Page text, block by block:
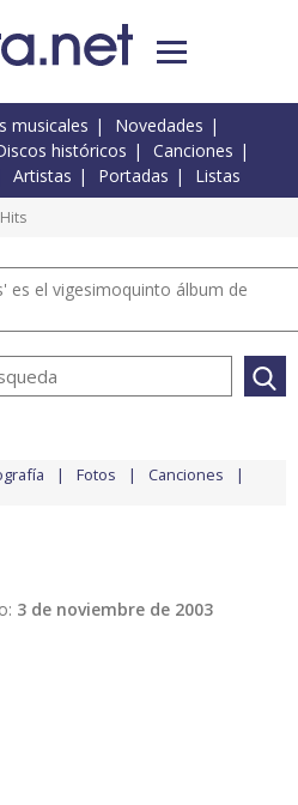
musicales
Novedades
históricos
Canciones
Artistas Portadas Listas
es el vigesimoquinto álbum de
Fotos Canciones
3 de noviembre de 2003